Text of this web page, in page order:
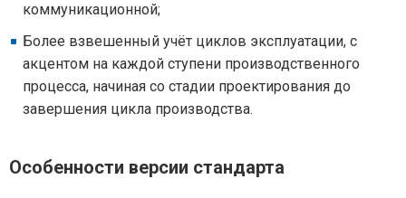
коммуникационной;
Более взвешенный учёт циклов эксплуатации, с
акцентом на каждой ступени производственного
процесса, начиная со стадии проектирования до
завершения цикла производства.
Особенности версии стандарта